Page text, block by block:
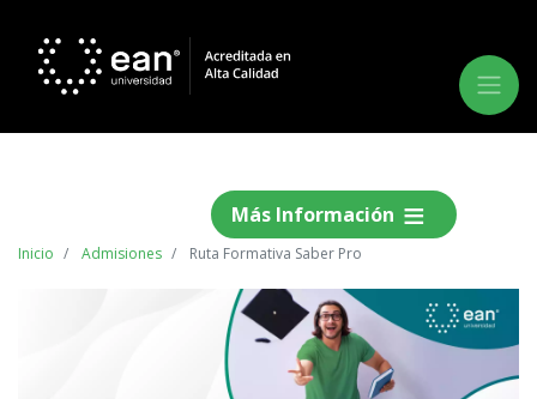
Más Información
Inicio Admisiones Ruta Formativa Saber Pro